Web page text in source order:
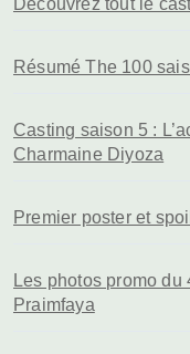
Découvrez tout le
Résumé The 100
Casting saison 5 :
Charmaine Diyoza
Premier poster et
Les photos promo
Praimfaya